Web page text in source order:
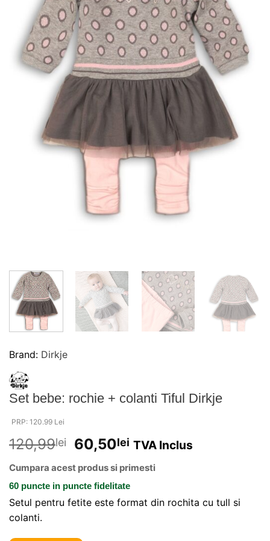
Brand: Dirkje
Set bebe: rochie + colanti Tiful Dirkje
PRP: 120.99 Lei
120,99lei 60,50lei TVA Inclus
Cumpara acest produs si primesti
60 puncte in puncte fidelitate
Setul pentru fetite este format din rochita cu tull si
colanti.